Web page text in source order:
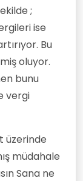
;
ise
Bu
oluyor.
bunu
vergi
üzerinde
müdahale
Sana ne